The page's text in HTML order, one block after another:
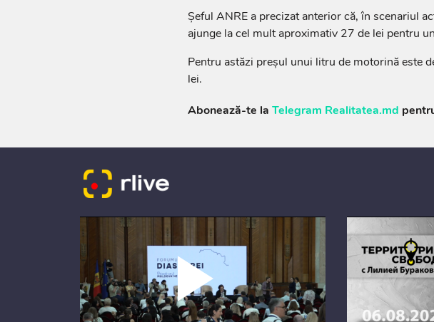
Șeful ANRE a precizat anterior că, în scenariul
ajunge la cel mult aproximativ 27 de lei pentru
Pentru astăzi preșul unui litru de motorină este
lei.
Abonează-te la Telegram Realitatea.md